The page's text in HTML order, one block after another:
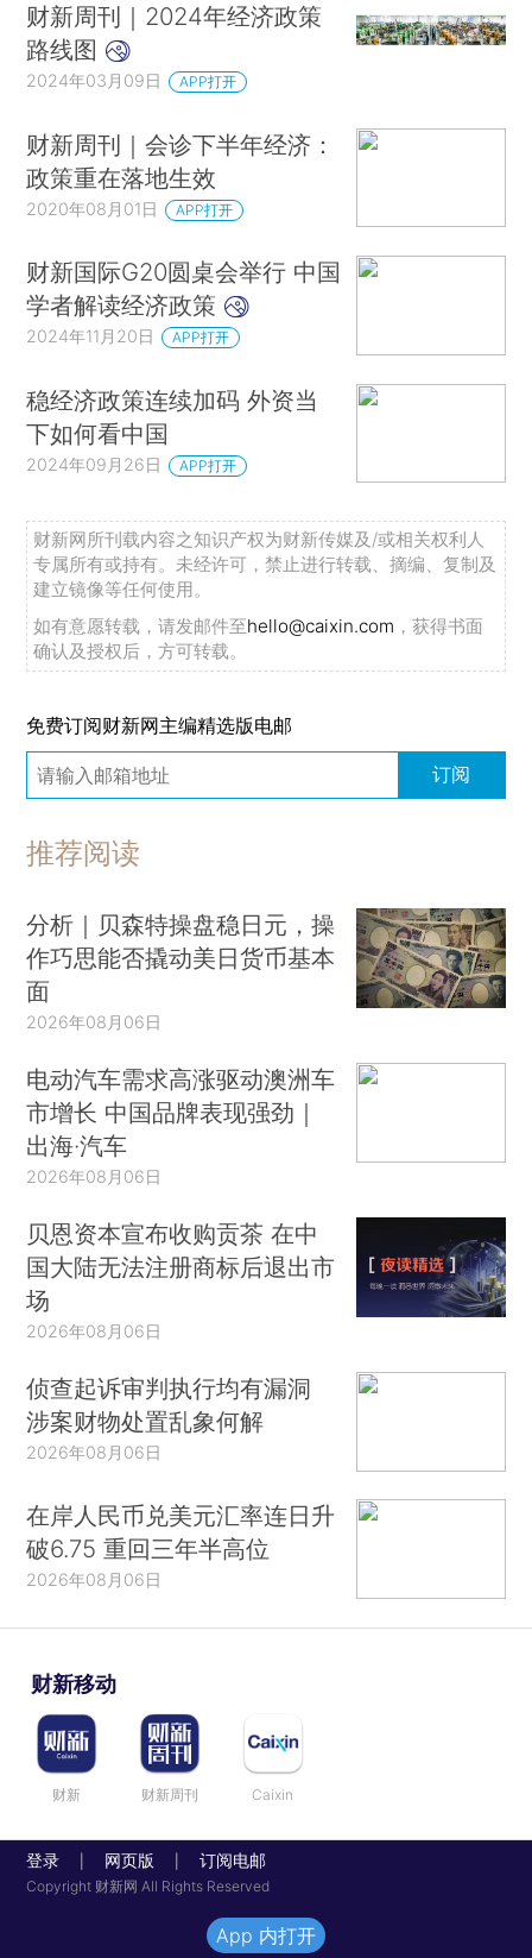
财新周刊｜2024年经济政策
路线图
2024年03月09日 APP打开
财新周刊｜会诊下半年经济：
政策重在落地生效
2020年08月01日 APP打开
财新国际G20圆桌会举行 中国
学者解读经济政策
2024年11月20日 APP打开
稳经济政策连续加码 外资当
下如何看中国
2024年09月26日 APP打开
财新网所刊载内容之知识产权为财新传媒及/或相关权利人
专属所有或持有。未经许可，禁止进行转载、摘编、复制及
建立镜像等任何使用。
如有意愿转载，请发邮件至hello@caixin.com ，获得书面
确认及授权后，方可转载。
免费订阅财新网主编精选版电邮
订阅
推荐阅读
分析｜贝森特操盘稳日元，操
作巧思能否撬动美日货币基本
面
2026年08月06日
电动汽车需求高涨驱动澳洲车
市增长 中国品牌表现强劲｜
出海·汽车
2026年08月06日
贝恩资本宣布收购贡茶 在中
国大陆无法注册商标后退出市
场
2026年08月06日
侦查起诉审判执行均有漏洞
涉案财物处置乱象何解
2026年08月06日
在岸人民币兑美元汇率连日升
破6.75 重回三年半高位
2026年08月06日
财新移动
财新 财新周刊 Caixin
登录 网页版 订阅电邮
Copyright 财新网 All Rights Reserved
App 内打开